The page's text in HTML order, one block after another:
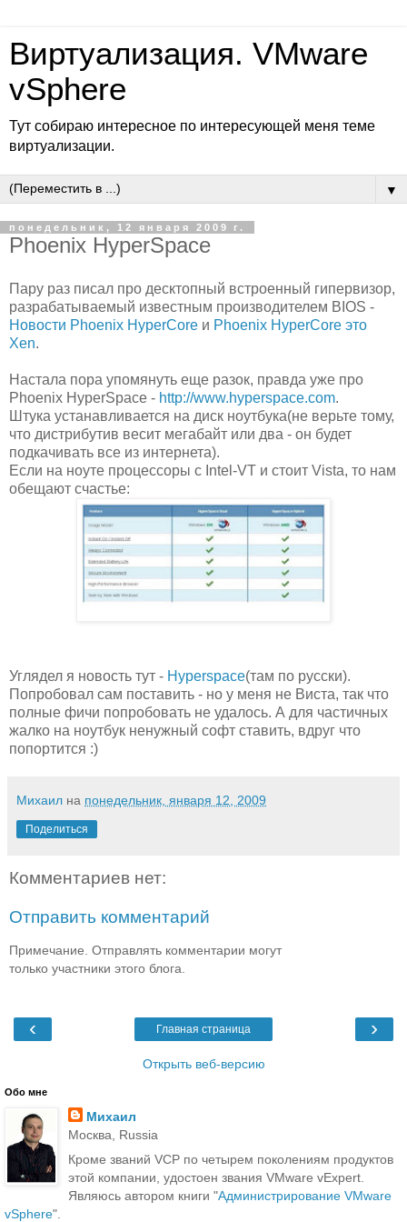
Виртуализация. VMware
vSphere
Тут собираю интересное по интересующей меня теме
виртуализации.
▼
понедельник, 12 января 2009 г.
Phoenix HyperSpace
Пару раз писал про десктопный встроенный гипервизор,
разрабатываемый известным производителем BIOS -
Новости Phoenix HyperCore и Phoenix HyperCore это
Xen.
Настала пора упомянуть еще разок, правда уже про
Phoenix HyperSpace - http://www.hyperspace.com.
Штука устанавливается на диск ноутбука(не верьте тому,
что дистрибутив весит мегабайт или два - он будет
подкачивать все из интернета).
Если на ноуте процессоры с Intel-VT и стоит Vista, то нам
обещают счастье:
Углядел я новость тут - Hyperspace(там по русски).
Попробовал сам поставить - но у меня не Виста, так что
полные фичи попробовать не удалось. А для частичных
жалко на ноутбук ненужный софт ставить, вдруг что
попортится :)
Михаил на понедельник, января 12, 2009
Поделиться
Комментариев нет:
Отправить комментарий
Примечание. Отправлять комментарии могут
только участники этого блога.
‹ ›
Главная страница
Открыть веб-версию
Обо мне
Михаил
Москва, Russia
Кроме званий VCP по четырем поколениям продуктов
этой компании, удостоен звания VMware vExpert.
Являюсь автором книги "Администрирование VMware
vSphere".